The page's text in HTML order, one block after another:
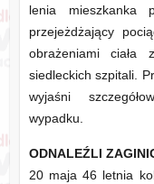
lenia mieszkanka
przejeżdżający
obrażeniami ciała
siedleckich szpitali.
wyjaśni
wypadku.
ODNALEŹLI
20 maja 46 letnia